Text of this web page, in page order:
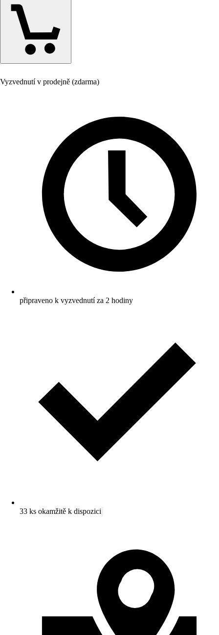
Vyzvednutí v prodejně (zdarma)
připraveno k vyzvednutí za 2 hodiny
33 ks okamžitě k dispozici